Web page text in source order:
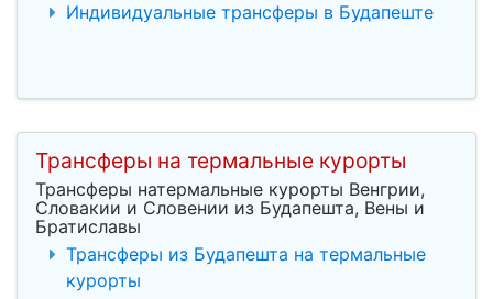
Индивидуальные трансферы в Будапеште
Трансферы на термальные курорты
Трансферы натермальные курорты Венгрии,
Словакии и Словении из Будапешта, Вены и
Братиславы
Трансферы из Будапешта на термальные
курорты